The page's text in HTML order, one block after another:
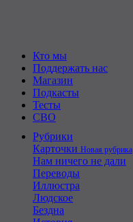
Кто мы
Поддержать нас
Магазин
Подкасты
Тесты
СВО
Рубрики
Карточки Новая рубрика
Нам ничего не дали
Переводы
Иллюстра
Людское
Бездна